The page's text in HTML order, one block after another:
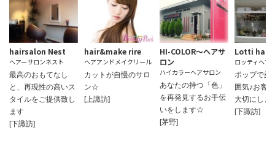
hairsalon Nest
ヘアーサロンネスト
最高のおもてなし
と、再現性の高いス
タイルをご提供致し
ます
[下諏訪]
hair&make rire
ヘアアンドメイクリール
カットが自慢のサロ
ン☆
[上諏訪]
HI-COLOR～ヘアサ
ロン
ハイカラーヘアサロン
あなたの持つ「色」
を再発見するお手伝
いをします☆
[茅野]
Lotti hair
ロッティヘア
ポップで柔
囲気♪お客
大切にし
[下諏訪]